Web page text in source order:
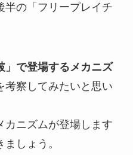
半の「フリープレイチ
」で登場するメカニズ
考察してみたいと思い
カニズムが登場します
しょう。